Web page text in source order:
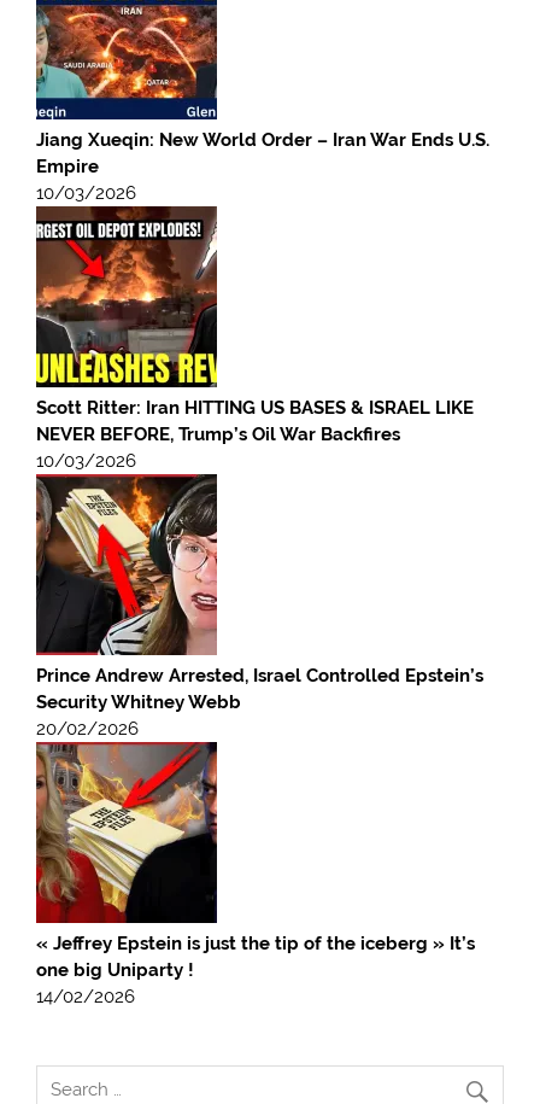
Jiang Xueqin: New World Order – Iran War Ends U.S.
Empire
10/03/2026
Scott Ritter: Iran HITTING US BASES & ISRAEL LIKE
NEVER BEFORE, Trump’s Oil War Backfires
10/03/2026
Prince Andrew Arrested, Israel Controlled Epstein’s
Security Whitney Webb
20/02/2026
« Jeffrey Epstein is just the tip of the iceberg » It’s
one big Uniparty !
14/02/2026